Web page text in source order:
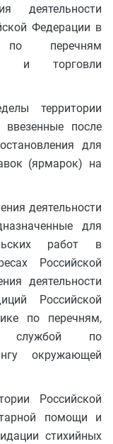
деятельности
Федерации в
по перечням
и торговли
территории
после
для
(ярмарок) на
деятельности
для
работ в
Российской
деятельности
Российской
по перечням,
службой по
окружающей
Российской
помощи и
стихийных